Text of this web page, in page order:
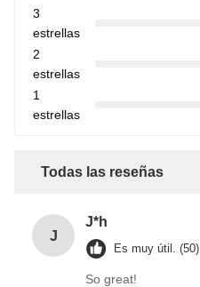
3
estrellas
2
estrellas
1
estrellas
Todas las reseñas
J
J*h
Es muy útil. (50)
So great!